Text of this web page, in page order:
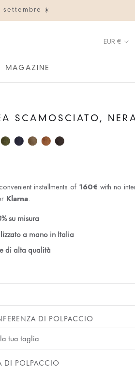
settembre ☀️
MAGAZINE
Valuta
EUR €
SCAMOSCIATO,
installments of 160€ with no
Klarna.
su misura
a mano in Italia
di alta qualità
DI POLPACCIO
DI POLPACCIO